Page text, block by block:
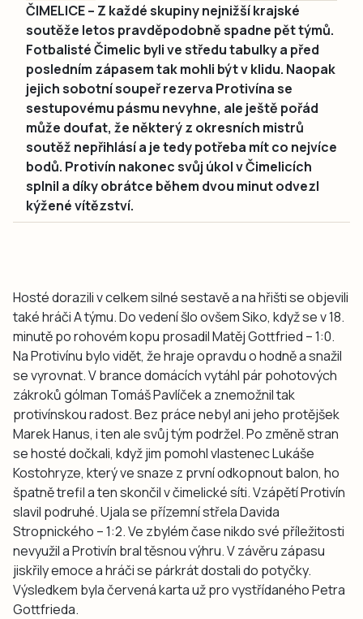
ČIMELICE – Z každé skupiny nejnižší krajské
soutěže letos pravděpodobně spadne pět týmů.
Fotbalisté Čimelic byli ve středu tabulky a před
posledním zápasem tak mohli být v klidu. Naopak
jejich sobotní soupeř rezerva Protivína se
sestupovému pásmu nevyhne, ale ještě pořád
může doufat, že některý z okresních mistrů
soutěž nepřihlásí a je tedy potřeba mít co nejvíce
bodů. Protivín nakonec svůj úkol v Čimelicích
splnil a díky obrátce během dvou minut odvezl
kýžené vítězství.
Hosté dorazili v celkem silné sestavě a na hřišti se objevili
také hráči A týmu. Do vedení šlo ovšem Siko, když se v 18.
minutě po rohovém kopu prosadil Matěj Gottfried – 1:0.
Na Protivínu bylo vidět, že hraje opravdu o hodně a snažil
se vyrovnat. V brance domácích vytáhl pár pohotových
zákroků gólman Tomáš Pavlíček a znemožnil tak
protivínskou radost. Bez práce nebyl ani jeho protějšek
Marek Hanus, i ten ale svůj tým podržel. Po změně stran
se hosté dočkali, když jim pomohl vlastenec Lukáše
Kostohryze, který ve snaze z první odkopnout balon, ho
špatně trefil a ten skončil v čimelické síti. Vzápětí Protivín
slavil podruhé. Ujala se přízemní střela Davida
Stropnického – 1:2. Ve zbylém čase nikdo své příležitosti
nevyužil a Protivín bral těsnou výhru. V závěru zápasu
jiskřily emoce a hráči se párkrát dostali do potyčky.
Výsledkem byla červená karta už pro vystřídaného Petra
Gottfrieda.